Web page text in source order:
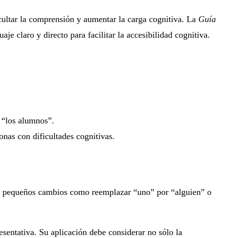
la comprensión y aumentar la carga cognitiva. La Guía
claro y directo para facilitar la accesibilidad cognitiva.
alumnos”.
con dificultades cognitivas.
cambios como reemplazar “uno” por “alguien” o
Su aplicación debe considerar no sólo la